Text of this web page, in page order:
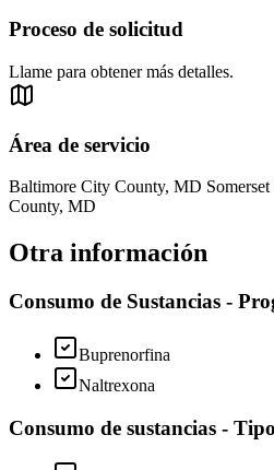
Proceso de solicitud
Llame para obtener más detalles.
Área de servicio
Baltimore City County, MD
County, MD
Otra información
Consumo de Sustancias -
Buprenorfina
Naltrexona
Consumo de sustancias -